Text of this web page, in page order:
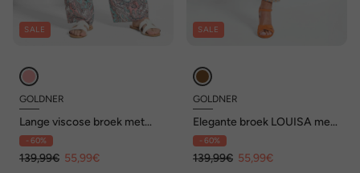
SALE
GOLDNER
Lange viscose broek met
paisleyprint en wijde pijpen
- 60%
139,99€ 55,99€
SALE
GOLDNER
Elegante broek LOUISA met
patroon
- 60%
139,99€ 55,99€